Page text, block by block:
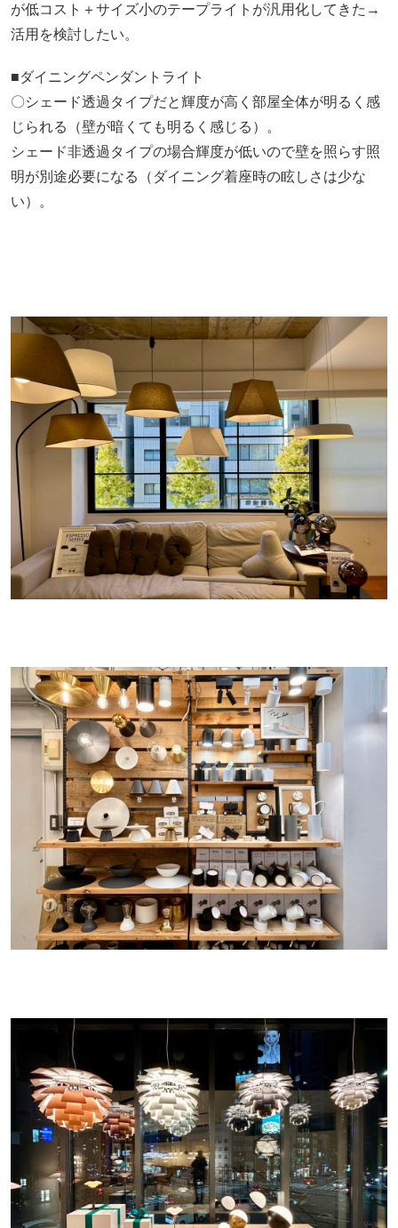
が低コスト＋サイズ小のテープライトが汎用化してきた→
活用を検討したい。
■ダイニングペンダントライト
〇シェード透過タイプだと輝度が高く部屋全体が明るく感
じられる（壁が暗くても明るく感じる）。
シェード非透過タイプの場合輝度が低いので壁を照らす照
明が別途必要になる（ダイニング着座時の眩しさは少な
い）。